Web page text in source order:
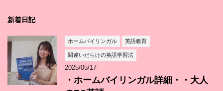
新着日記
ホームバイリンガル 英語教育
間違いだらけの英語学習法
2025/05/17
・ホームバイリンガル詳細・・大人